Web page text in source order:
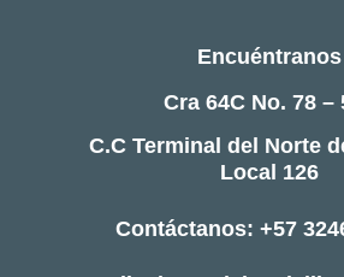
Encuéntranos
Cra 64C No. 78 –
C.C Terminal del Norte
Local 126
Contáctanos: +57